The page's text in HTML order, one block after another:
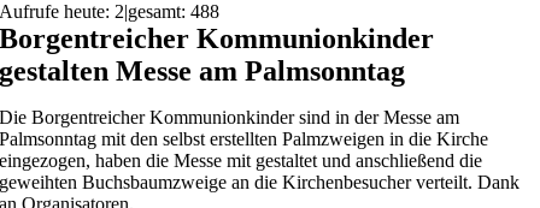
Aufrufe heute: 2|gesamt: 488
Borgentreicher Kommunionkinder
gestalten Messe am Palmsonntag
Die Borgentreicher Kommunionkinder sind in der Messe am
Palmsonntag mit den selbst erstellten Palmzweigen in die Kirche
eingezogen, haben die Messe mit gestaltet und anschließend die
geweihten Buchsbaumzweige an die Kirchenbesucher verteilt. Dank
an Organisatoren.